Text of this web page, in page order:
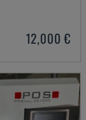
12,000 €